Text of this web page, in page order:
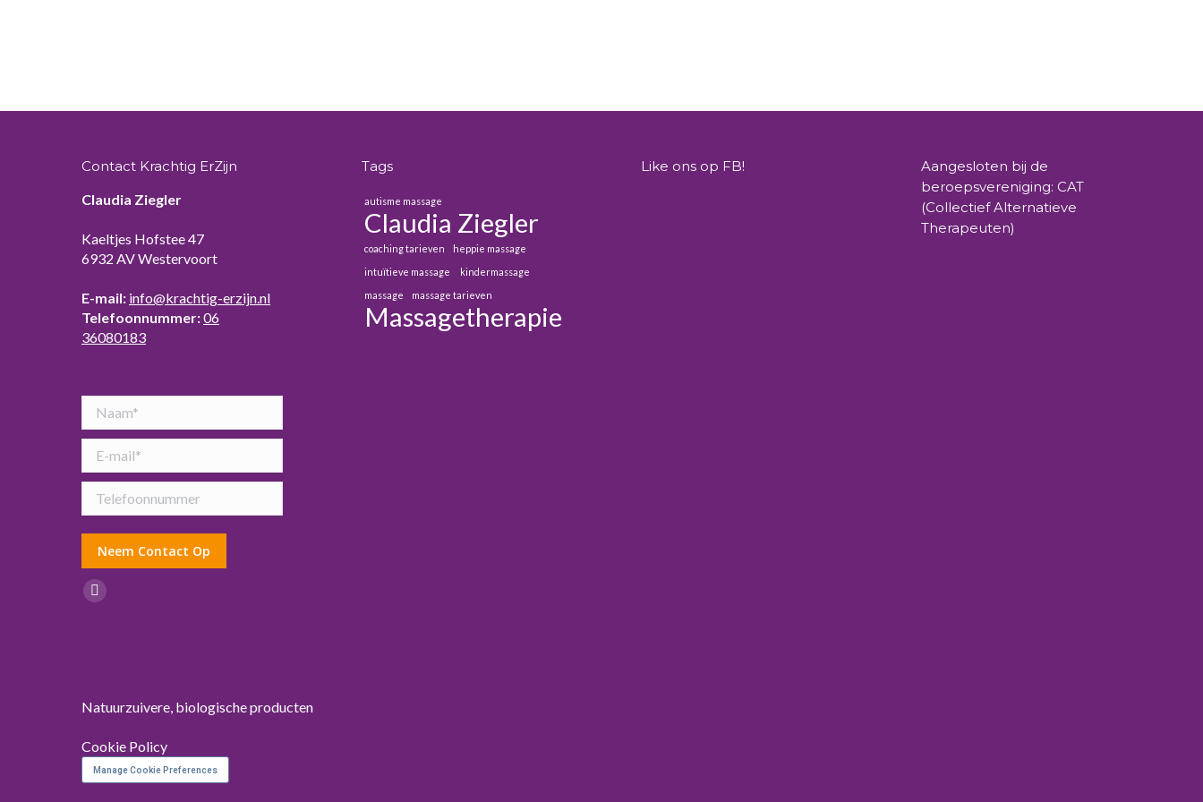
Contact Krachtig ErZijn
Claudia Ziegler
Kaeltjes Hofstee 47
6932 AV Westervoort
E-mail: info@krachtig-erzijn.nl
Telefoonnummer:06
36080183
Vind ons op:
Facebook
window
Tags
autisme massage
Claudia Ziegler
coaching tarieven
heppie massage
intuïtieve massage
kindermassage
massage
massage tarieven
Massagetherapie
Like ons op FB!
Aangesloten bij de
beroepsvereniging: CAT
(Collectief Alternatieve
Therapeuten)
Natuurzuivere, biologische producten
Cookie Policy
Manage Cookie Preferences